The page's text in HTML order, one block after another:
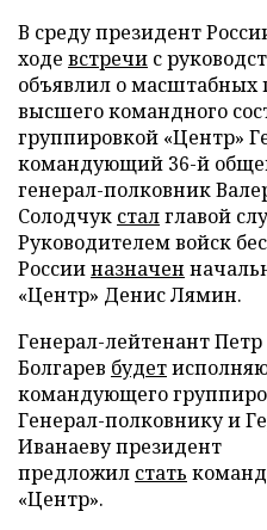
В среду президент
ходе встречи с
объявлил о масштабных
высшего командного
группировкой «Центр»
командующий 36-й
генерал-полковник
Солодчук сталглавой
Руководителем войск
Россииназначен
«Центр» Денис Лямин.
Генерал-лейтенант Петр
Болгарев будет
командующего
Генерал-полковнику и
Иванаеву президент
предложил стать
«Центр».